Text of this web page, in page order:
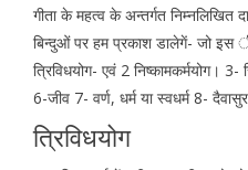
गीता के महत्व के अन्तर्गत निम्नलिखित
बिन्दुओं पर हम प्रकाश डालेगें- जो इस
त्रिविधयोग- एवं 2 निष्कामकर्मयोग।
6-जीव 7- वर्ण, धर्म या स्वधर्म 8-
त्रिविधयोग